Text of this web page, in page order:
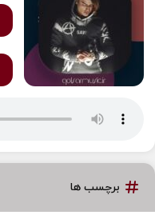
برچسب ها